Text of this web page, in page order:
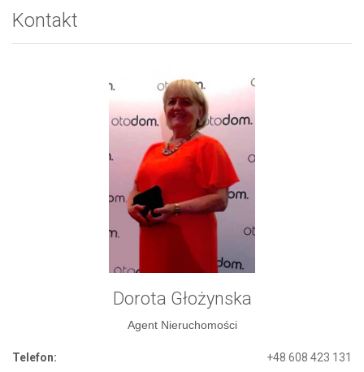
Kontakt
Dorota Głożynska
Agent Nieruchomości
Telefon:
+48 608 423 131